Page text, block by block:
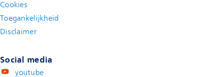
Cookies
Toegankelijkheid
Disclaimer(new window)
Social media
youtube